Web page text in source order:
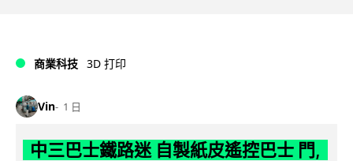
商業科技 3D 打印
Vin 1 日
中三巴士鐵路迷 自製紙皮遙控巴士 門,